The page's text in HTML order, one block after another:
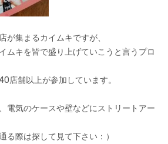
が集まるカイムキですが、
ムキを皆で盛り上げていこうと言うプロ
店舗以上が参加しています。
電気のケースや壁などにストリートアー
る際は探して見て下さい：）